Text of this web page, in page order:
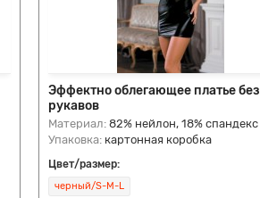
Эффектно облегающее платье без
рукавов
Материал: 82% нейлон, 18% спандекс
Упаковка: картонная коробка
Цвет/размер:
черный/S-M-L